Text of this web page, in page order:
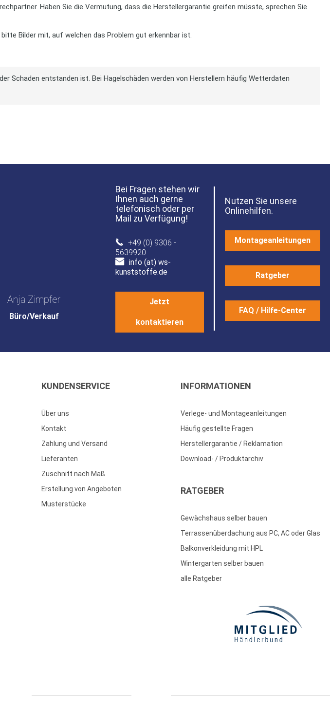
Haben Sie die Vermutung, dass die Herstellergarantie greifen müsste, sprechen Sie
Bilder mit, auf welchen das Problem gut erkennbar ist.
Schaden entstanden ist. Bei Hagelschäden werden von Herstellern häufig Wetterdaten
Anja Zimpfer
Büro/Verkauf
Bei Fragen stehen wir
Ihnen auch gerne
telefonisch oder per
Mail zu Verfügung!
+49 (0) 9306 -
5639920
info (at) ws-
kunststoffe.de
Jetzt
kontaktieren
Nutzen Sie unsere
Onlinehilfen.
Montageanleitungen
Ratgeber
FAQ / Hilfe-Center
KUNDENSERVICE
Über uns
Kontakt
Zahlung und Versand
Lieferanten
Zuschnitt nach Maß
Erstellung von Angeboten
Musterstücke
INFORMATIONEN
Verlege- und Montageanleitungen
Häufig gestellte Fragen
Herstellergarantie / Reklamation
Download- / Produktarchiv
RATGEBER
Gewächshaus selber bauen
Terrassenüberdachung aus PC, AC oder Glas
Balkonverkleidung mit HPL
Wintergarten selber bauen
alle Ratgeber